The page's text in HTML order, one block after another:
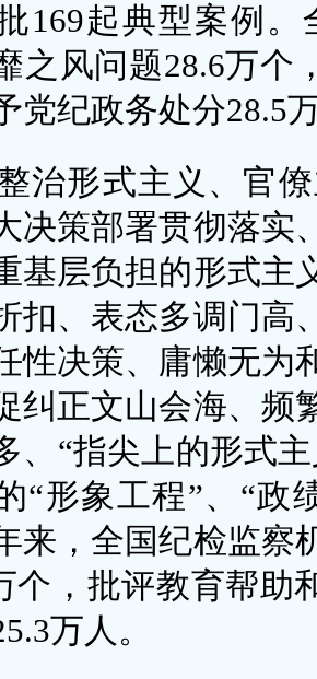
169起典型案例
之风问题28.6万个
党纪政务处分28.5
治形式主义、官
决策部署贯彻落实
基层负担的形式主
扣、表态多调门高
性决策、庸懒无为
纠正文山会海、频
、“指尖上的形式
“形象工程”、“政
来，全国纪检监察
个，批评教育帮助
万人。